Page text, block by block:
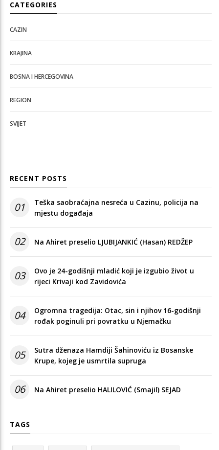
CATEGORIES
CAZIN
KRAJINA
BOSNA I HERCEGOVINA
REGION
SVIJET
RECENT POSTS
01
Teška saobraćajna nesreća u Cazinu, policija na
mjestu događaja
02 Na Ahiret preselio LJUBIJANKIĆ (Hasan) REDŽEP
03
Ovo je 24-godišnji mladić koji je izgubio život u
rijeci Krivaji kod Zavidovića
04
Ogromna tragedija: Otac, sin i njihov 16-godišnji
rođak poginuli pri povratku u Njemačku
05
Sutra dženaza Hamdiji Šahinoviću iz Bosanske
Krupe, kojeg je usmrtila supruga
06 Na Ahiret preselio HALILOVIĆ (Smajil) SEJAD
TAGS